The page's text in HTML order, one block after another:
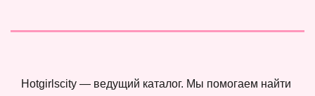
Hotgirlscity — ведущий каталог. Мы помогаем найти